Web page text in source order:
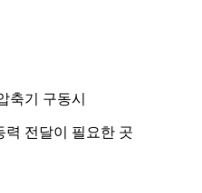
축기 구동시
력 전달이 필요한 곳